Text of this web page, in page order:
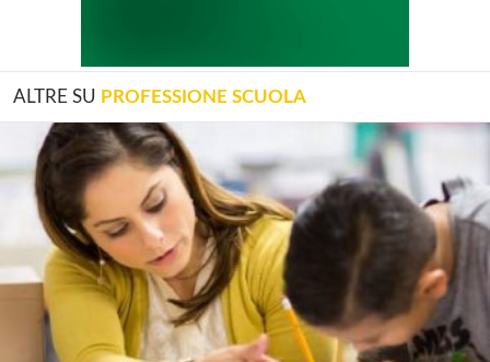
ALTRE SU PROFESSIONE SCUOLA